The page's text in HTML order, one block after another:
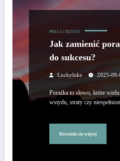
PRACA I BIZNES
Jak zamienić
do sukcesu?
Luckyluke 2025-09-
Porażka to słowo, które
wstydu, straty czy
Dowiedz się więcej